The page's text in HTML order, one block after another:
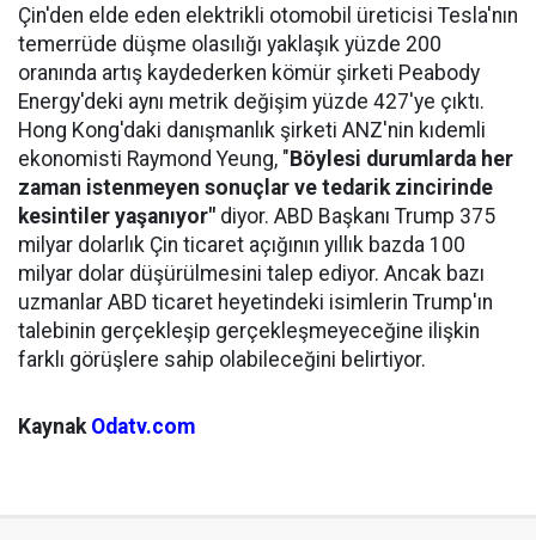
Çin'den elde eden elektrikli otomobil üreticisi Tesla'nın
temerrüde düşme olasılığı yaklaşık yüzde 200
oranında artış kaydederken kömür şirketi Peabody
Energy'deki aynı metrik değişim yüzde 427'ye çıktı.
Hong Kong'daki danışmanlık şirketi ANZ'nin kıdemli
ekonomisti Raymond Yeung, " Böylesi durumlarda her
zaman istenmeyen sonuçlar ve tedarik zincirinde
kesintiler yaşanıyor" diyor. ABD Başkanı Trump 375
milyar dolarlık Çin ticaret açığının yıllık bazda 100
milyar dolar düşürülmesini talep ediyor. Ancak bazı
uzmanlar ABD ticaret heyetindeki isimlerin Trump'ın
talebinin gerçekleşip gerçekleşmeyeceğine ilişkin
farklı görüşlere sahip olabileceğini belirtiyor.
Kaynak Odatv.com